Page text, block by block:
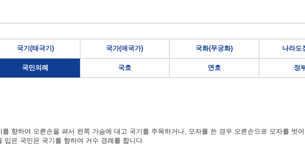
국기(태극기) 국가(애국가) 국화(무궁화) 나라도
국민의례 국호 연호 정
향하여 오른손을 펴서 왼쪽 가슴에 대고 국기를 주목하거나, 모자를 쓴 경우 오른손으로 모자를 벗
입은 국민은 국기를 향하여 거수 경례를 합니다.